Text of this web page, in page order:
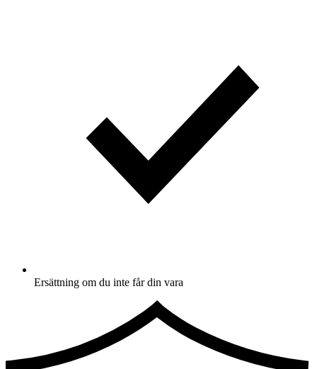
Ersättning om du inte får din vara